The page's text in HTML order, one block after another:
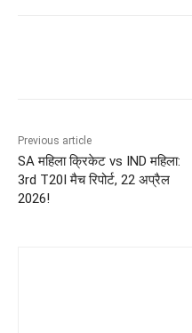
Previous article
SA महिला क्रिकेट vs IND महिला:
3rd T20I मैच रिपोर्ट, 22 अप्रैल
2026!